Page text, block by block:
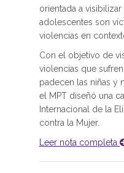
orientada a
adolescentes son
violencias en
Con el objetivo de
violencias que
padecen las niñas y
el MPT diseñó una
Internacional de la
contra la Mujer.
Leer nota completa